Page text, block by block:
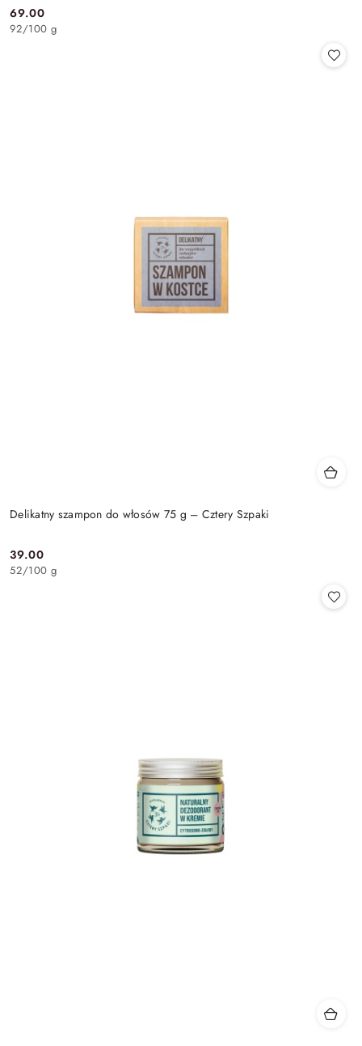
Cena:
69.00
92/100 g
Delikatny szampon do włosów 75 g – Cztery Szpaki
Cena:
39.00
52/100 g